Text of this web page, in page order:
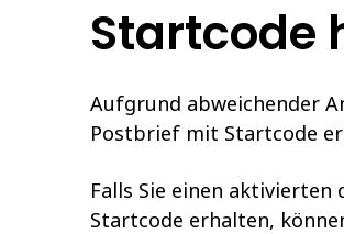
Startcode
Aufgrund abweichender
Postbrief mit Startcode
Falls Sie einen
Startcode erhalten,